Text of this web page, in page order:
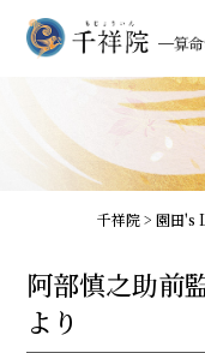
千祥院> 園田's
阿部慎之助前
より